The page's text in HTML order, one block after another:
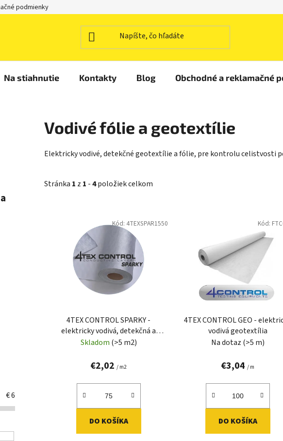
podmienky
Na stiahnutie Kontakty Blog Obchodné a reklamačné
€6
Vodivé fólie a geotextílie
Elektricky vodivé, detekčné geotextílie a fólie, pre kontrolu celistvosti
Stránka 1 z 1 -4položiek celkom
4TEX CONTROL SPARKY -
elektricky vodivá, detekčná a
separačná fólia
Skladom (>5 m2)
€2,02 / m2
DO KOŠÍKA
Kód: 4TEXSPAR1550
4TEX CONTROL GEO -
vodivá geotextília
Na dotaz (>5 m)
€3,04 / m
DO KOŠÍKA
Kód: